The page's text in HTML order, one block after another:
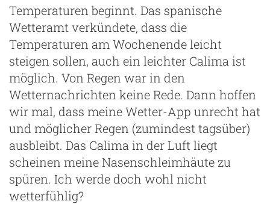
Temperaturen beginnt. Das spanische
Wetteramt verkündete, dass die
Temperaturen am Wochenende leicht
steigen sollen, auch ein leichter Calima ist
möglich. Von Regen war in den
Wetternachrichten keine Rede. Dann hoffen
wir mal, dass meine Wetter-App unrecht hat
und möglicher Regen (zumindest tagsüber)
ausbleibt. Das Calima in der Luft liegt
scheinen meine Nasenschleimhäute zu
spüren. Ich werde doch wohl nicht
wetterfühlig?